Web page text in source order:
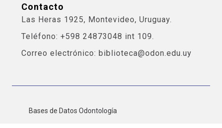
Contacto
Las Heras 1925, Montevideo, Uruguay.
Teléfono: +598 24873048 int 109.
Correo electrónico: biblioteca@odon.edu.uy
Bases de Datos Odontología